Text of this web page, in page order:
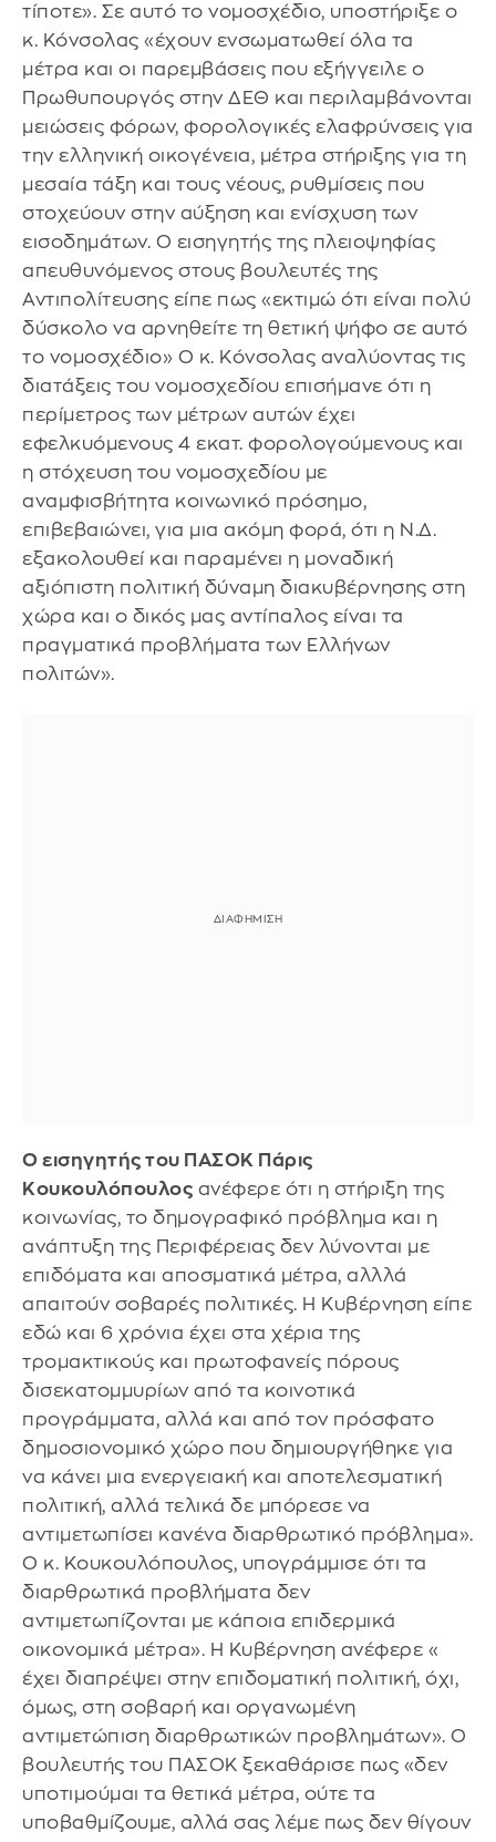
τίποτε». Σε αυτό το νομοσχέδιο, υποστήριξε ο
κ. Κόνσολας «έχουν ενσωματωθεί όλα τα
μέτρα και οι παρεμβάσεις που εξήγγειλε ο
Πρωθυπουργός στην ΔΕΘ και περιλαμβάνονται
μειώσεις φόρων, φορολογικές ελαφρύνσεις για
την ελληνική οικογένεια, μέτρα στήριξης για τη
μεσαία τάξη και τους νέους, ρυθμίσεις που
στοχεύουν στην αύξηση και ενίσχυση των
εισοδημάτων. Ο εισηγητής της πλειοψηφίας
απευθυνόμενος στους βουλευτές της
Αντιπολίτευσης είπε πως «εκτιμώ ότι είναι πολύ
δύσκολο να αρνηθείτε τη θετική ψήφο σε αυτό
το νομοσχέδιο» Ο κ. Κόνσολας αναλύοντας τις
διατάξεις του νομοσχεδίου επισήμανε ότι η
περίμετρος των μέτρων αυτών έχει
εφελκυόμενους 4 εκατ. φορολογούμενους και
η στόχευση του νομοσχεδίου με
αναμφισβήτητα κοινωνικό πρόσημο,
επιβεβαιώνει, για μια ακόμη φορά, ότι η Ν.Δ.
εξακολουθεί και παραμένει η μοναδική
αξιόπιστη πολιτική δύναμη διακυβέρνησης στη
χώρα και ο δικός μας αντίπαλος είναι τα
πραγματικά προβλήματα των Ελλήνων
πολιτών».
Ο εισηγητής του ΠΑΣΟΚ Πάρις
Κουκουλόπουλος ανέφερε ότι η στήριξη της
κοινωνίας, το δημογραφικό πρόβλημα και η
ανάπτυξη της Περιφέρειας δεν λύνονται με
επιδόματα και αποσματικά μέτρα, αλλλά
απαιτούν σοβαρές πολιτικές. Η Κυβέρνηση είπε
εδώ και 6 χρόνια έχει στα χέρια της
τρομακτικούς και πρωτοφανείς πόρους
δισεκατομμυρίων από τα κοινοτικά
προγράμματα, αλλά και από τον πρόσφατο
δημοσιονομικό χώρο που δημιουργήθηκε για
να κάνει μια ενεργειακή και αποτελεσματική
πολιτική, αλλά τελικά δε μπόρεσε να
αντιμετωπίσει κανένα διαρθρωτικό πρόβλημα».
Ο κ. Κουκουλόπουλος, υπογράμμισε ότι τα
διαρθρωτικά προβλήματα δεν
αντιμετωπίζονται με κάποια επιδερμικά
οικονομικά μέτρα». Η Κυβέρνηση ανέφερε «
έχει διαπρέψει στην επιδοματική πολιτική, όχι,
όμως, στη σοβαρή και οργανωμένη
αντιμετώπιση διαρθρωτικών προβλημάτων». Ο
βουλευτής του ΠΑΣΟΚ ξεκαθάρισε πως «δεν
υποτιμούμαι τα θετικά μέτρα, ούτε τα
υποβαθμίζουμε, αλλά σας λέμε πως δεν θίγουν